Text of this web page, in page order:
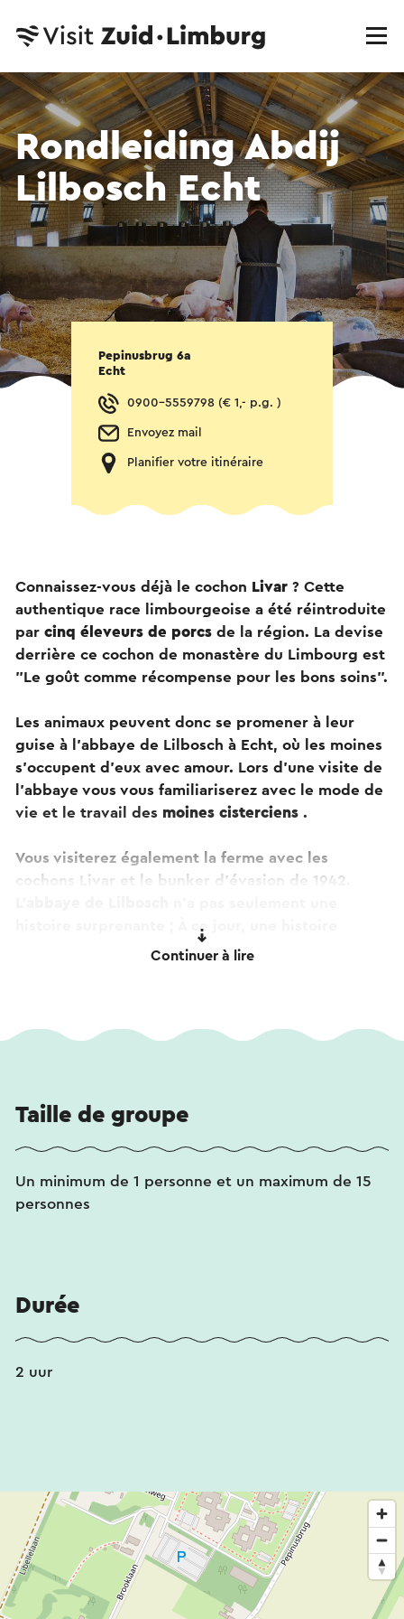
Rondleiding Abdij
Lilbosch Echt
Pepinusbrug 6a
Echt
0900-5559798 (€ 1,- p.g. )
Envoyez mail
Planifier votre itinéraire
Connaissez-vous déjà le cochon Livar ? Cette
authentique race limbourgeoise a été réintroduite
par cinq éleveurs de porcs de la région. La devise
derrière ce cochon de monastère du Limbourg est
"Le goût comme récompense pour les bons soins".
Les animaux peuvent donc se promener à leur
guise à l'abbaye de Lilbosch à Echt, où les moines
s'occupent d'eux avec amour. Lors d'une visite de
l'abbaye vous vous familiariserez avec le mode de
vie et le travail des moines cisterciens .
Vous visiterez également la ferme avec les
cochons Livar et le bunker d'évasion de 1942.
histoire surprenante ; À ce jour, une histoire
particulière s'y déroule.Continuer à lire
Taille de groupe
Un minimum de 1 personne et un maximum de 15
personnes
Durée
2 uur